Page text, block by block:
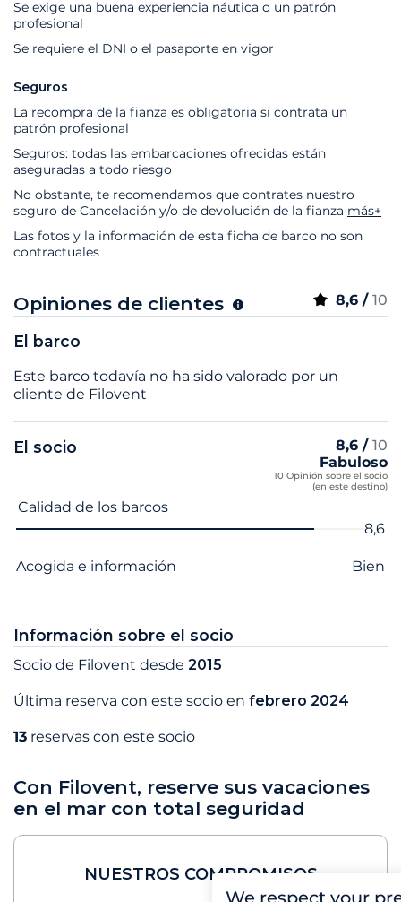
Se exige una buena experiencia náutica o un patrón
profesional
Se requiere el DNI o el pasaporte en vigor
Seguros
La recompra de la fianza es obligatoria si contrata un
patrón profesional
Seguros: todas las embarcaciones ofrecidas están
aseguradas a todo riesgo
No obstante, te recomendamos que contrates nuestro
seguro de Cancelación y/o de devolución de la fianza más+
Las fotos y la información de esta ficha de barco no son
contractuales
Opiniones de clientes 8,6 / 10
El barco
Este barco todavía no ha sido valorado por un
cliente de Filovent
El socio 8,6 / 10
Fabuloso
10 Opinión sobre el socio
(en este destino)
Nombre del criterio
Calidad de los barcos
8,6
Acogida e información Bien
Información sobre el socio
Socio de Filovent desde 2015
Última reserva con este socio en febrero 2024
13 reservas con este socio
Con Filovent, reserve sus vacaciones
en el mar con total seguridad
NUESTROS COMPROMISOS
We respect your